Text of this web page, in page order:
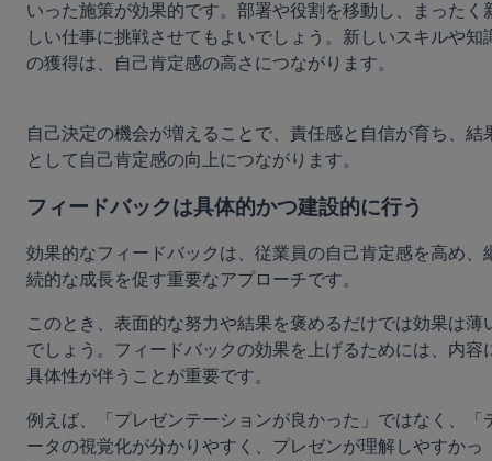
いった施策が効果的です。部署や役割を移動し、まったく
しい仕事に挑戦させてもよいでしょう。新しいスキルや知
の獲得は、自己肯定感の高さにつながります。
自己決定の機会が増えることで、責任感と自信が育ち、結
として自己肯定感の向上につながります。
フィードバックは具体的かつ建設的に行う
効果的なフィードバックは、従業員の自己肯定感を高め、
続的な成長を促す重要なアプローチです。
このとき、表面的な努力や結果を褒めるだけでは効果は薄
でしょう。フィードバックの効果を上げるためには、内容
具体性が伴うことが重要です。
例えば、「プレゼンテーションが良かった」ではなく、「
ータの視覚化が分かりやすく、プレゼンが理解しやすかっ